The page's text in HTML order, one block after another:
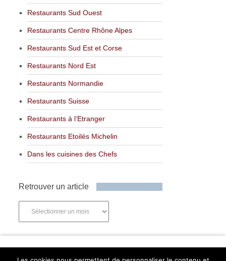
Restaurants Sud Ouest
Restaurants Centre Rhône Alpes
Restaurants Sud Est et Corse
Restaurants Nord Est
Restaurants Normandie
Restaurants Suisse
Restaurants à l’Etranger
Restaurants Etoilés Michelin
Dans les cuisines des Chefs
Retrouver un article